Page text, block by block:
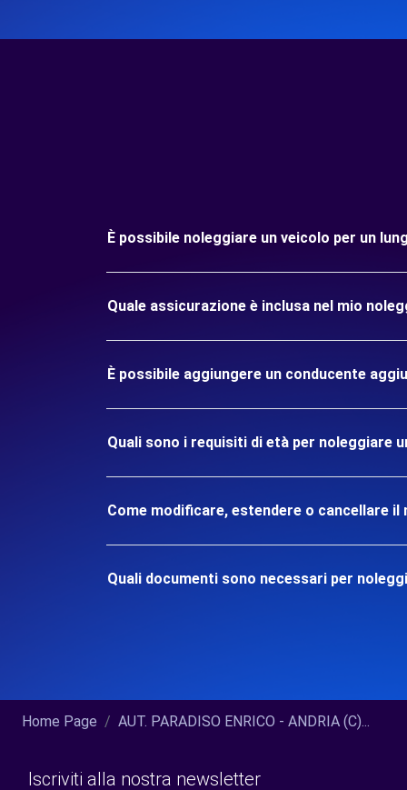
È possibile noleggiare un veicolo per un
Quale assicurazione è inclusa nel mio
È possibile aggiungere un conducente
Quali sono i requisiti di età per noleggiare
Come modificare, estendere o cancellare il
Quali documenti sono necessari per
Home Page AUT. PARADISO ENRICO - ANDRIA (C)...
Iscriviti alla nostra newsletter